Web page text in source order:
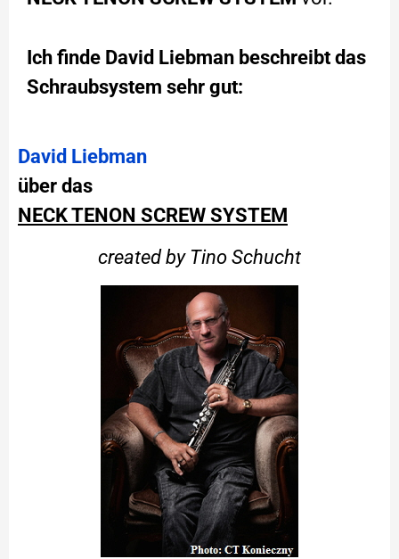
Ich finde David Liebman beschreibt das
Schraubsystem sehr gut:
David Liebman
über das
NECK TENON SCREW SYSTEM
created by Tino Schucht